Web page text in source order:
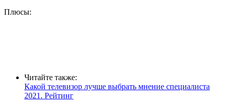
Плюсы:
Читайте также:
Какой телевизор лучше выбрать мнение специалиста
2021. Рейтинг